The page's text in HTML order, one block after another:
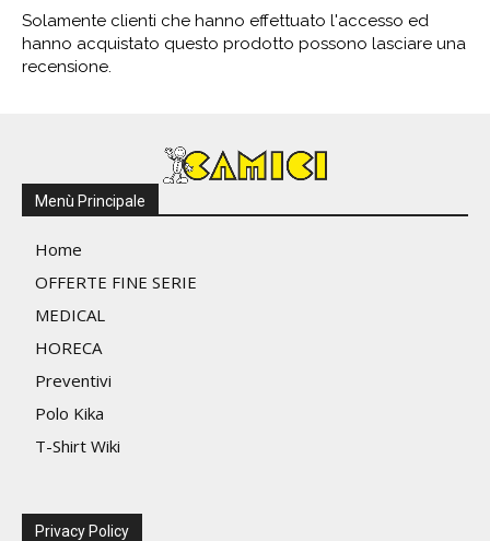
Solamente clienti che hanno effettuato l'accesso ed
hanno acquistato questo prodotto possono lasciare una
recensione.
Menù Principale
Home
OFFERTE FINE SERIE
MEDICAL
HORECA
Preventivi
Polo Kika
T-Shirt Wiki
Privacy Policy